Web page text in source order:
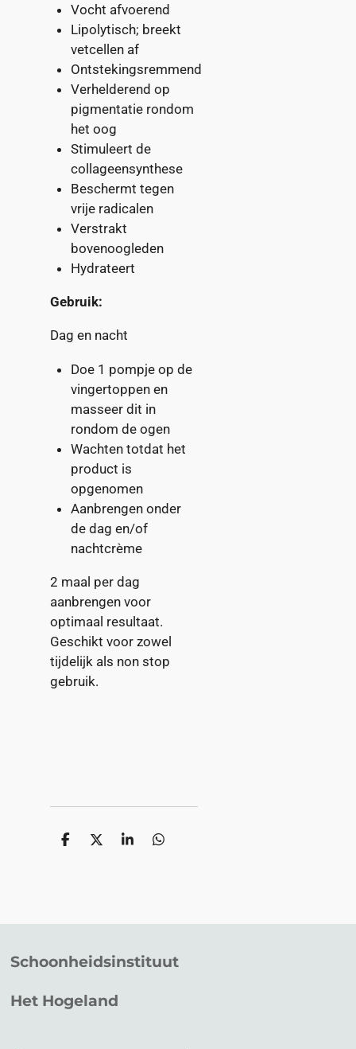
Vocht afvoerend
Lipolytisch; breekt
vetcellen af
Ontstekingsremmend
Verhelderend op
pigmentatie rondom
het oog
Stimuleert de
collageensynthese
Beschermt tegen
vrije radicalen
Verstrakt
bovenoogleden
Hydrateert
Gebruik:
Dag en nacht
Doe 1 pompje op de
vingertoppen en
masseer dit in
rondom de ogen
Wachten totdat het
product is
opgenomen
Aanbrengen onder
de dag en/of
nachtcrème
2 maal per dag
aanbrengen voor
optimaal resultaat.
Geschikt voor zowel
tijdelijk als non stop
gebruik.
D
D
S
D
Schoonheidsinstituut
Het Hogeland